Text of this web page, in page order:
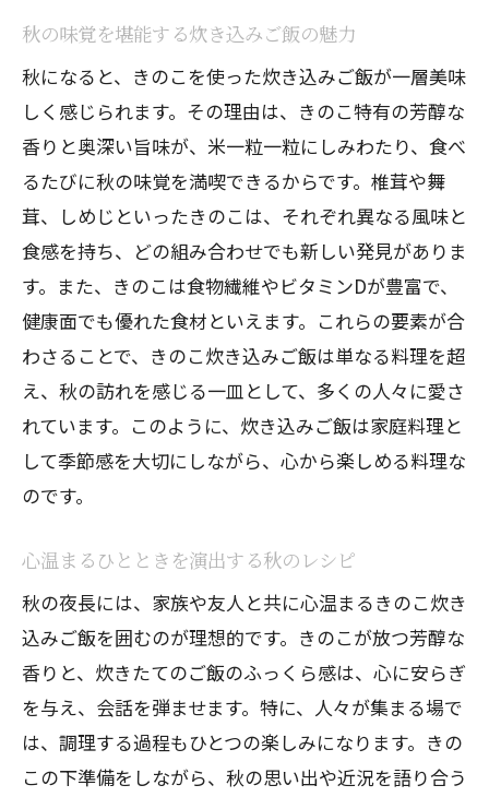
伝レシピ
旨味を引き出すきのこの下ごしらえのコ
ツ
調味料の選び方で決まる炊き込みご飯の
味
炊き込みご飯を美味しくする調理法
きのこの旨味を活かした秘伝のタレ
家族が喜ぶ絶品の炊き込みご飯の作り方
秋の食材を活用した絶品レシピの紹介
異なる食感を楽しむきのこ炊き込みご飯の魅
力とは
多様なきのこの食感の違いを楽しむ
異なるきのこが引き立てる豊かな食感
きのこの食感を活かした炊き込みご飯の
工夫
多彩なきのこの魅力を引き出すレシピ
栄養満点！きのこを使った炊き込みご飯で健
康生活
秋の味覚を堪能する炊き込みご飯の魅力
秋になると、きのこを使った炊き込みご飯が一層美味
しく感じられます。その理由は、きのこ特有の芳醇な
香りと奥深い旨味が、米一粒一粒にしみわたり、食べ
るたびに秋の味覚を満喫できるからです。椎茸や舞
茸、しめじといったきのこは、それぞれ異なる風味と
食感を持ち、どの組み合わせでも新しい発見がありま
す。また、きのこは食物繊維やビタミンDが豊富で、
健康面でも優れた食材といえます。これらの要素が合
わさることで、きのこ炊き込みご飯は単なる料理を超
え、秋の訪れを感じる一皿として、多くの人々に愛さ
れています。このように、炊き込みご飯は家庭料理と
して季節感を大切にしながら、心から楽しめる料理な
のです。
心温まるひとときを演出する秋のレシピ
秋の夜長には、家族や友人と共に心温まるきのこ炊き
込みご飯を囲むのが理想的です。きのこが放つ芳醇な
香りと、炊きたてのご飯のふっくら感は、心に安らぎ
を与え、会話を弾ませます。特に、人々が集まる場で
は、調理する過程もひとつの楽しみになります。きの
この下準備をしながら、秋の思い出や近況を語り合う